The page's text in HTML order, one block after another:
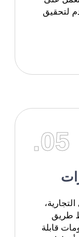
لتحقيق
05.
طريق
قابلة